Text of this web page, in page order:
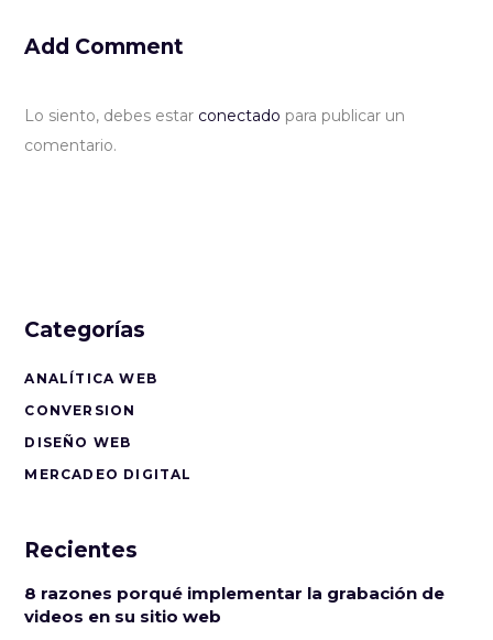
Add Comment
Lo siento, debes estar conectado para publicar un
comentario.
Categorías
ANALÍTICA WEB
CONVERSION
DISEÑO WEB
MERCADEO DIGITAL
Recientes
8 razones porqué implementar la grabación de
videos en su sitio web